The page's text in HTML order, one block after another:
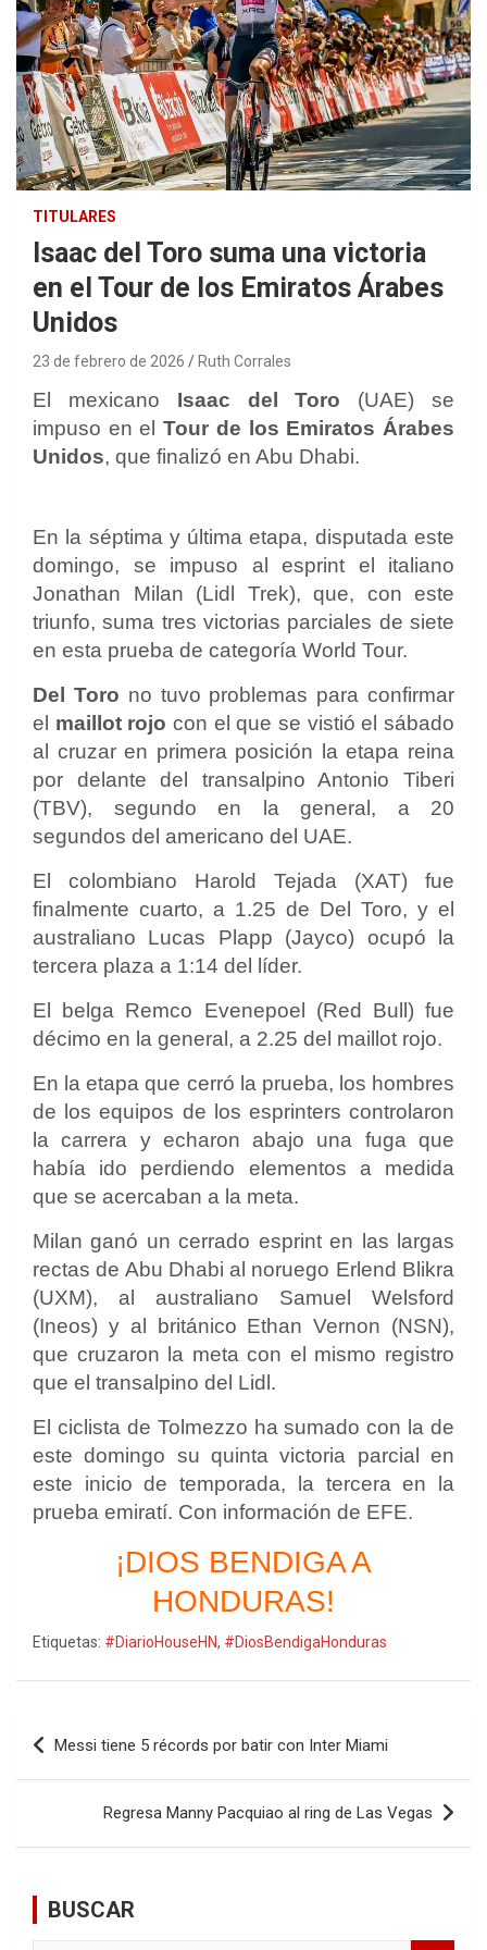
TITULARES
Isaac del Toro suma una victoria
en el Tour de los Emiratos Árabes
Unidos
23 de febrero de 2026 Ruth Corrales
El mexicano Isaac del Toro (UAE) se
impuso en elTour de los Emiratos Árabes
Unidos, que finalizó en Abu Dhabi.
En la séptima y última etapa, disputada este
domingo, se impuso al esprint el italiano
Jonathan Milan (Lidl Trek), que, con este
triunfo, suma tres victorias parciales de siete
en esta prueba de categoría World Tour.
Del Toro no tuvo problemas para confirmar
el maillot rojo con el que se vistió el sábado
al cruzar en primera posición la etapa reina
por delante del transalpino Antonio Tiberi
(TBV), segundo en la general, a 20
segundos del americano del UAE.
El colombiano Harold Tejada (XAT) fue
finalmente cuarto, a 1.25 de Del Toro, y el
australiano Lucas Plapp (Jayco) ocupó la
tercera plaza a 1:14 del líder.
El belga Remco Evenepoel (Red Bull) fue
décimo en la general, a 2.25 del maillot rojo.
En la etapa que cerró la prueba, los hombres
de los equipos de los esprinters controlaron
la carrera y echaron abajo una fuga que
había ido perdiendo elementos a medida
que se acercaban a la meta.
Milan ganó un cerrado esprint en las largas
rectas de Abu Dhabi al noruego Erlend Blikra
(UXM), al australiano Samuel Welsford
(Ineos) y al británico Ethan Vernon (NSN),
que cruzaron la meta con el mismo registro
que el transalpino del Lidl.
El ciclista de Tolmezzo ha sumado con la de
este domingo su quinta victoria parcial en
este inicio de temporada, la tercera en la
prueba emiratí. Con información de EFE.
¡DIOS BENDIGA A
HONDURAS!
Etiquetas: #DiarioHouseHN, #DiosBendigaHonduras
Navegación
de
entradas
Messi tiene 5 récords por batir con Inter Miami
Regresa Manny Pacquiao al ring de Las Vegas
BUSCAR